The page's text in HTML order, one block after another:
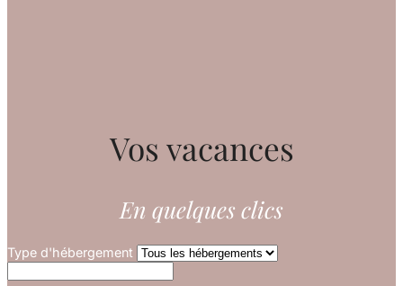
Vos vacances
En quelques clics
Type d'hébergement